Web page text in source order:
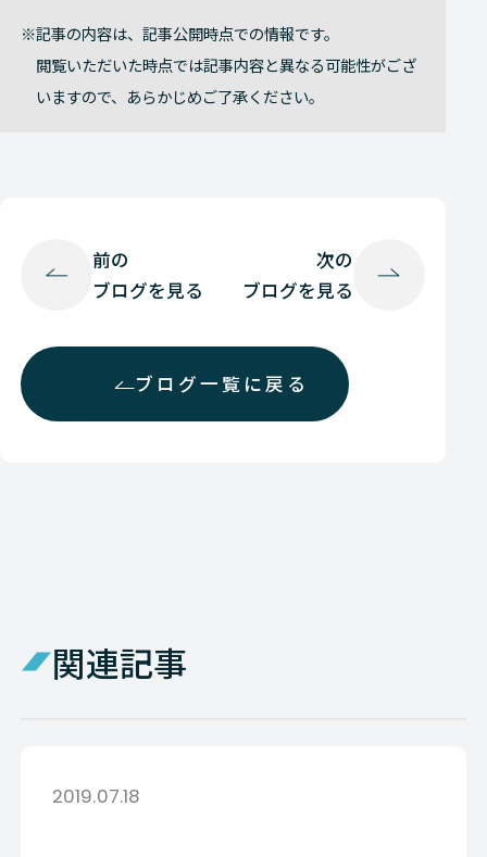
記事の内容は、記事公開時点での情報です。
閲覧いただいた時点では記事内容と異なる可能性がござ
いますので、あらかじめご了承ください。
前の
ブログを見る
ブログ一覧に戻る
次の
ブログを見る
関連記事
2019.07.18